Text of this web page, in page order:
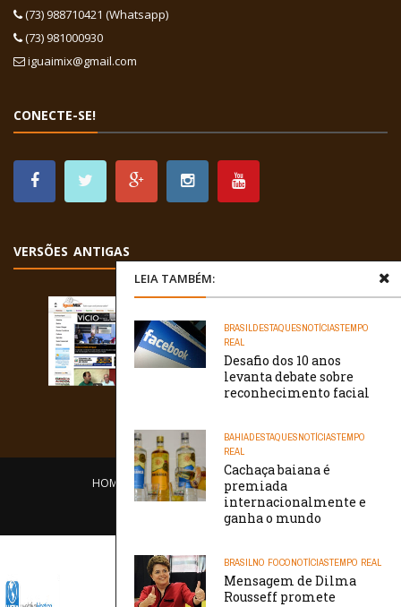
LEIA TAMBÉM:
BRASILDESTAQUESNOTÍCIASTEMPO
REAL
Desafio dos 10 anos
levanta debate sobre
reconhecimento facial
BAHIADESTAQUESNOTÍCIASTEMPO
REAL
Cachaça baiana é
premiada
internacionalmente e
ganha o mundo
BRASILNO FOCONOTÍCIASTEMPO REAL
Mensagem de Dilma
Rousseff promete
(73) 988710421 (Whatsapp)
(73) 981000930
iguaimix@gmail.com
CONECTE-SE!
VERSÕES ANTIGAS
HOME EQUIPE O PORTAL CONTATO
/// WebtivaHOSTING